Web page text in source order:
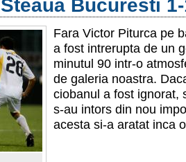
Bucuresti
Fara Victor Piturca pe
a fost intrerupta de un
minutul 90 intr-o
de galeria noastra.
ciobanul a fost ignorat,
s-au intors din nou
acesta si-a aratat inca